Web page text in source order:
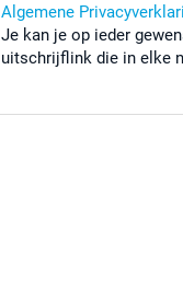
Algemene
Je kan je op ieder
uitschrijflink die in elke